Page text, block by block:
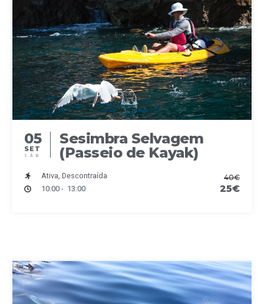
05
SET
SÁB
Sesimbra Selvagem
(Passeio de Kayak)
Ativa, Descontraída
10:00 - 13:00
40€
25€